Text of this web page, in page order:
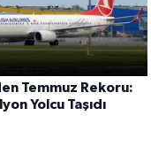
Temmuz Rekoru:
Yolcu Taşıdı